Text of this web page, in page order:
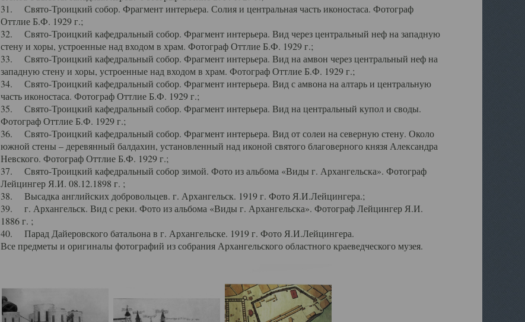
31. Свято-Троицкий собор. Фрагмент интерьера. Солия и центральная часть иконостаса. Фотограф
Оттлие Б.Ф. 1929 г.;
32. Свято-Троицкий кафедральный собор. Фрагмент интерьера. Вид через центральный неф на западную
стену и хоры, устроенные над входом в храм. Фотограф Оттлие Б.Ф. 1929 г.;
33. Свято-Троицкий кафедральный собор. Фрагмент интерьера. Вид на амвон через центральный неф на
западную стену и хоры, устроенные над входом в храм. Фотограф Оттлие Б.Ф. 1929 г.;
34. Свято-Троицкий кафедральный собор. Фрагмент интерьера. Вид с амвона на алтарь и центральную
часть иконостаса. Фотограф Оттлие Б.Ф. 1929 г.;
35. Свято-Троицкий кафедральный собор. Фрагмент интерьера. Вид на центральный купол и своды.
Фотограф Оттлие Б.Ф. 1929 г.;
36. Свято-Троицкий кафедральный собор. Фрагмент интерьера. Вид от солеи на северную стену. Около
южной стены – деревянный балдахин, установленный над иконой святого благоверного князя Александра
Невского. Фотограф Оттлие Б.Ф. 1929 г.;
37. Свято-Троицкий кафедральный собор зимой. Фото из альбома «Виды г. Архангельска». Фотограф
Лейцингер Я.И. 08.12.1898 г. ;
38. Высадка английских добровольцев. г. Архангельск. 1919 г. Фото Я.И.Лейцингера.;
39. г. Архангельск. Вид с реки. Фото из альбома «Виды г. Архангельска». Фотограф Лейцингер Я.И.
1886 г. ;
40. Парад Дайеровского батальона в г. Архангельске. 1919 г. Фото Я.И.Лейцингера.
Все предметы и оригиналы фотографий из собрания Архангельского областного краеведческого музея.